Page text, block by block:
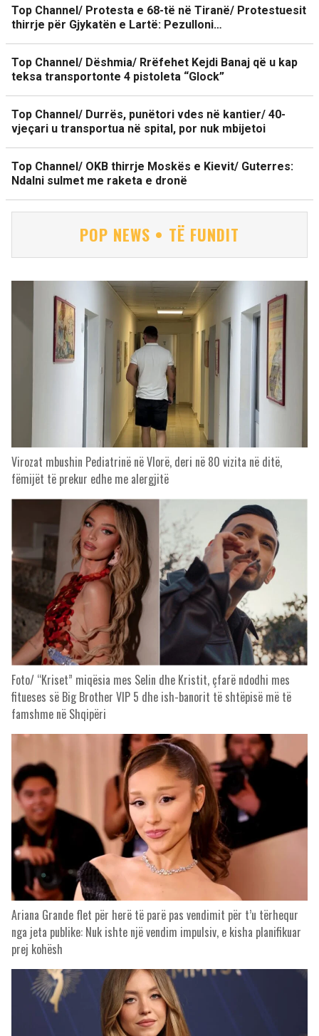
Top Channel/ Protesta e 68-të në Tiranë/ Protestuesit
thirrje për Gjykatën e Lartë: Pezulloni…
Top Channel/ Dëshmia/ Rrëfehet Kejdi Banaj që u kap
teksa transportonte 4 pistoleta “Glock”
Top Channel/ Durrës, punëtori vdes në kantier/ 40-
vjeçari u transportua në spital, por nuk mbijetoi
Top Channel/ OKB thirrje Moskës e Kievit/ Guterres:
Ndalni sulmet me raketa e dronë
POP NEWS • TË FUNDIT
Virozat mbushin Pediatrinë në Vlorë, deri në 80 vizita në ditë,
fëmijët të prekur edhe me alergjitë
Foto/ “Kriset” miqësia mes Selin dhe Kristit, çfarë ndodhi mes
fitueses së Big Brother VIP 5 dhe ish-banorit të shtëpisë më të
famshme në Shqipëri
Ariana Grande flet për herë të parë pas vendimit për t’u tërhequr
nga jeta publike: Nuk ishte një vendim impulsiv, e kisha planifikuar
prej kohësh